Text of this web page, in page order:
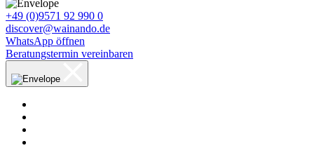
+49 (0)9571 92 990 0
discover@wainando.de
WhatsApp öffnen
Beratungstermin vereinbaren